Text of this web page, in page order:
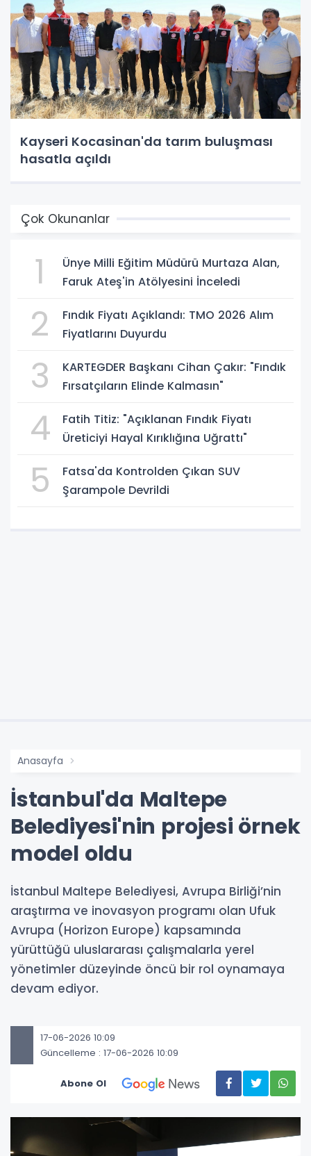
Kayseri Kocasinan'da tarım buluşması
hasatla açıldı
Çok Okunanlar
1
Ünye Milli Eğitim Müdürü Murtaza Alan,
Faruk Ateş'in Atölyesini İnceledi
2
Fındık Fiyatı Açıklandı: TMO 2026 Alım
Fiyatlarını Duyurdu
3
KARTEGDER Başkanı Cihan Çakır: "Fındık
Fırsatçıların Elinde Kalmasın"
4
Fatih Titiz: "Açıklanan Fındık Fiyatı
Üreticiyi Hayal Kırıklığına Uğrattı"
5
Fatsa'da Kontrolden Çıkan SUV
Şarampole Devrildi
Anasayfa
İstanbul'da Maltepe
Belediyesi'nin projesi örnek
model oldu
İstanbul Maltepe Belediyesi, Avrupa Birliği’nin
araştırma ve inovasyon programı olan Ufuk
Avrupa (Horizon Europe) kapsamında
yürüttüğü uluslararası çalışmalarla yerel
yönetimler düzeyinde öncü bir rol oynamaya
devam ediyor.
17-06-2026 10:09
Güncelleme : 17-06-2026 10:09
Abone Ol